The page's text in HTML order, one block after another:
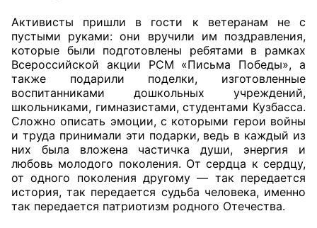
Активисты пришли в гости к ветеранам не с
пустыми руками: они вручили им поздравления,
которые были подготовлены ребятами в рамках
Всероссийской акции РСМ «Письма Победы», а
также подарили поделки, изготовленные
воспитанниками дошкольных учреждений,
школьниками, гимназистами, студентами Кузбасса.
Сложно описать эмоции, с которыми герои войны
и труда принимали эти подарки, ведь в каждый из
них была вложена частичка души, энергия и
любовь молодого поколения. От сердца к сердцу,
от одного поколения другому — так передается
история, так передается судьба человека, именно
так передается патриотизм родного Отечества.